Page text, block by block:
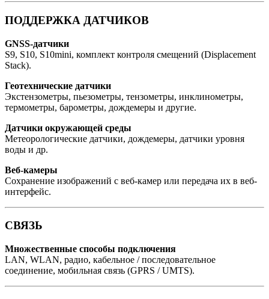
ПОДДЕРЖКА ДАТЧИКОВ
GNSS-датчики
S9, S10, S10mini, комплект контроля смещений (Displacement
Stack).
Геотехнические датчики
Экстензометры, пьезометры, тензометры, инклинометры,
термометры, барометры, дождемеры и другие.
Датчики окружающей среды
Метеорологические датчики, дождемеры, датчики уровня
воды и др.
Веб-камеры
Сохранение изображений с веб-камер или передача их в веб-
интерфейс.
СВЯЗЬ
Множественные способы подключения
LAN, WLAN, радио, кабельное / последовательное
соединение, мобильная связь (GPRS / UMTS).